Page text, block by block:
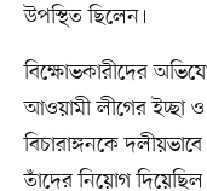
উপস্থিত ছিলেন।
বিক্ষোভকারীদের
আওয়ামী লীগের ইচ্ছা
বিচারাঙ্গনকে
তাঁদের নিয়োগ